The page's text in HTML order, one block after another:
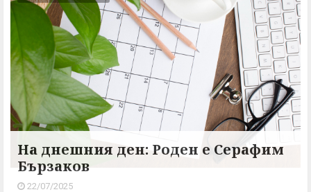
На днешния ден: Роден е Серафим
Бързаков
22/07/2025